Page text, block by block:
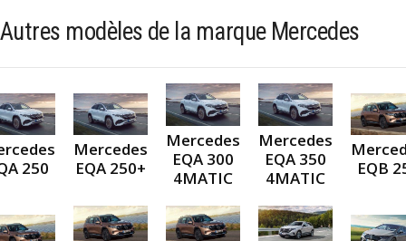
Autres modèles de la marque Mercedes
250
Mercedes
EQA 250+
Mercedes
EQA 300
4MATIC
Mercedes
EQA 350
4MATIC
EQB